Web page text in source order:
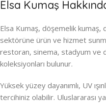
Elsa Kumaş
Elsa Kumaş, döşemelik
sektörüne ürün ve hizmet
restoran, sinema, stadyum ve
koleksiyonları bulunur.
Yüksek yüzey dayanımlı, UV
tercihiniz olabilir. Uluslararası